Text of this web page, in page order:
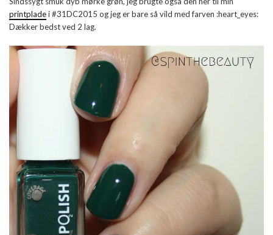
printpladei #31DC2015 og jeg er bare så vild med farven :heart_eyes:
Dækker bedst ved 2 lag.